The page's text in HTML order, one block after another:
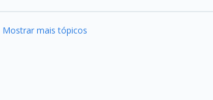
Mostrar mais tópicos